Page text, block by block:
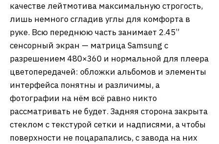
качестве лейтмотива максимальную строгость,
лишь немного сгладив углы для комфорта в
руке. Всю переднюю часть занимает 2.45”
сенсорный экран — матрица Samsung с
разрешением 480×360 и нормальной для плеера
цветопередачей: обложки альбомов и элементы
интерфейса понятны и различимы, а
фотографии на нём всё равно никто
рассматривать не будет. Задняя сторона закрыта
стеклом с текстурой сетки и надписями, а чтобы
поверхности не поцарапались, с завода на них